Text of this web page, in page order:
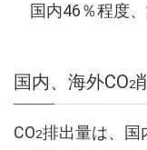
国内46％程度
国内、海外CO2
CO2排出量は、国